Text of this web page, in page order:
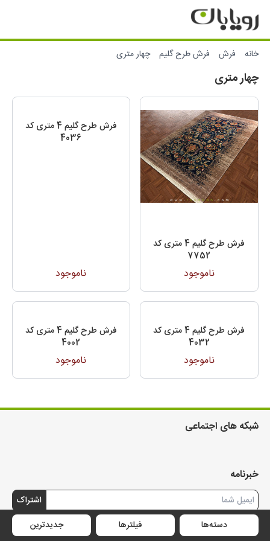
خانه فرش فرش طرح گلیم چهار متری
دسته‌ها فیلترها جدیدترین
چهار متری
فرش طرح گلیم 4 متری کد
7752
ناموجود
فرش طرح گلیم 4 متری کد
4036
ناموجود
فرش طرح گلیم 4 متری کد
4032
ناموجود
فرش طرح گلیم 4 متری کد
4002
ناموجود
شبکه های اجتماعی
خبرنامه
اشتراک
تماس با ما خدمات مشتریان